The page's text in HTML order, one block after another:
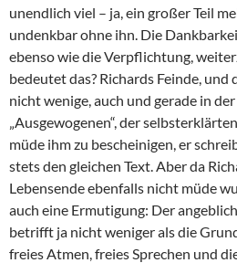
unendlich viel – ja, ein großer Teil
undenkbar ohne ihn. Die
ebenso wie die Verpflichtung,
bedeutet das? Richards Feinde,
nicht wenige, auch und gerade in
„Ausgewogenen“, der
müde ihm zu bescheinigen, er
stets den gleichen Text. Aber da
Lebensende ebenfalls nicht müde
auch eine Ermutigung: Der
betrifft ja nicht weniger als die
freies Atmen, freies Sprechen und